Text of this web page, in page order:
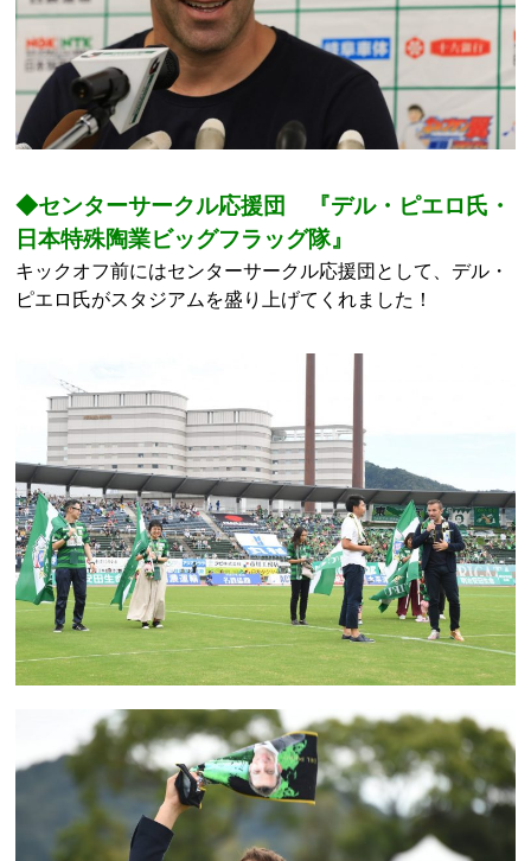
◆センターサークル応援団 『デル・ピエロ氏・
日本特殊陶業ビッグフラッグ隊』
キックオフ前にはセンターサークル応援団として、デル・
ピエロ氏がスタジアムを盛り上げてくれました！